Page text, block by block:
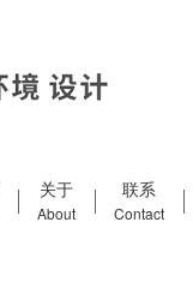
关于
About
联系
Contact